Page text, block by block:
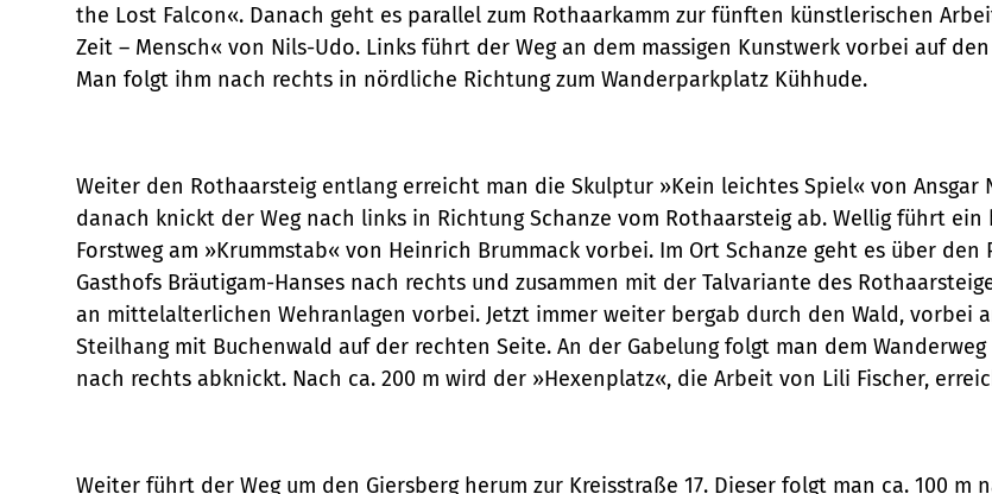
the Lost Falcon«. Danach geht es parallel zum Rothaarkamm zur fünften künstlerischen
Zeit – Mensch« von Nils-Udo. Links führt der Weg an dem massigen Kunstwerk vorbei auf
Man folgt ihm nach rechts in nördliche Richtung zum Wanderparkplatz Kühhude.
Weiter den Rothaarsteig entlang erreicht man die Skulptur »Kein leichtes Spiel« von Ansgar
danach knickt der Weg nach links in Richtung Schanze vom Rothaarsteig ab. Wellig führt ein
Forstweg am »Krummstab« von Heinrich Brummack vorbei. Im Ort Schanze geht es über den
Gasthofs Bräutigam-Hanses nach rechts und zusammen mit der Talvariante des
an mittelalterlichen Wehranlagen vorbei. Jetzt immer weiter bergab durch den Wald, vorbei
Steilhang mit Buchenwald auf der rechten Seite. An der Gabelung folgt man dem Wanderweg
nach rechts abknickt. Nach ca. 200 m wird der »Hexenplatz«, die Arbeit von Lili Fischer,
Weiter führt der Weg um den Giersberg herum zur Kreisstraße 17. Dieser folgt man ca. 100 m